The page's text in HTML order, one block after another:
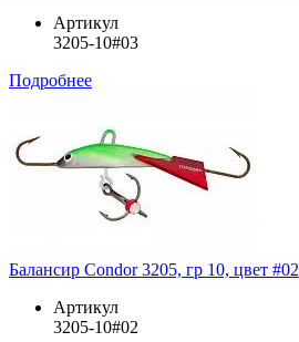
Артикул
3205-10#03
Подробнее
Балансир Condor 3205, гр 10, цвет #02
Артикул
3205-10#02